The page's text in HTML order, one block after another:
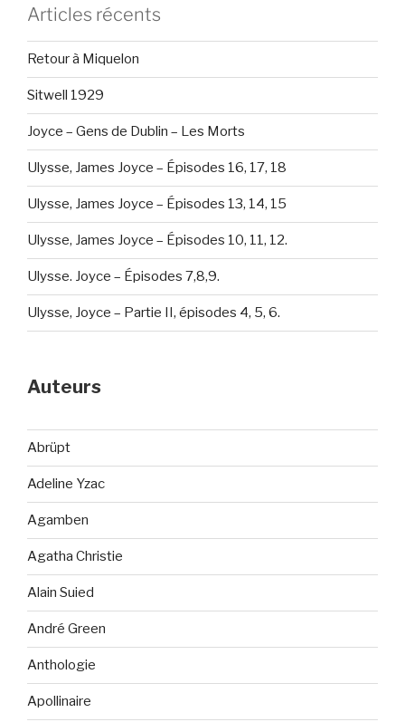
Articles récents
Retour à Miquelon
Sitwell 1929
Joyce – Gens de Dublin – Les Morts
Ulysse, James Joyce – Épisodes 16, 17, 18
Ulysse, James Joyce – Épisodes 13, 14, 15
Ulysse, James Joyce – Épisodes 10, 11, 12.
Ulysse. Joyce – Épisodes 7,8,9.
Ulysse, Joyce – Partie II, épisodes 4, 5, 6.
Auteurs
Abrüpt
Adeline Yzac
Agamben
Agatha Christie
Alain Suied
André Green
Anthologie
Apollinaire